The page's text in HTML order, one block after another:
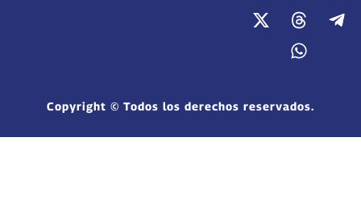
Copyright © Todos los derechos reservados.